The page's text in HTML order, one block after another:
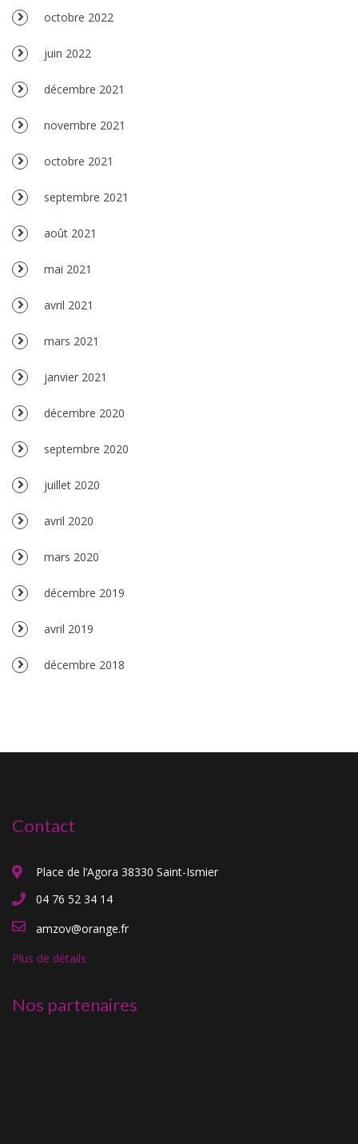
octobre 2022
juin 2022
décembre 2021
novembre 2021
octobre 2021
septembre 2021
août 2021
mai 2021
avril 2021
mars 2021
janvier 2021
décembre 2020
septembre 2020
juillet 2020
avril 2020
mars 2020
décembre 2019
avril 2019
décembre 2018
Contact
Place de l’Agora 38330 Saint-Ismier
04 76 52 34 14
amzov@orange.fr
Plus de détails
Nos partenaires